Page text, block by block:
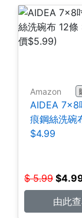
Amazon
AIDEA 7×8
痕鋼絲洗碗
$4.99
$ 5.99 $
由此